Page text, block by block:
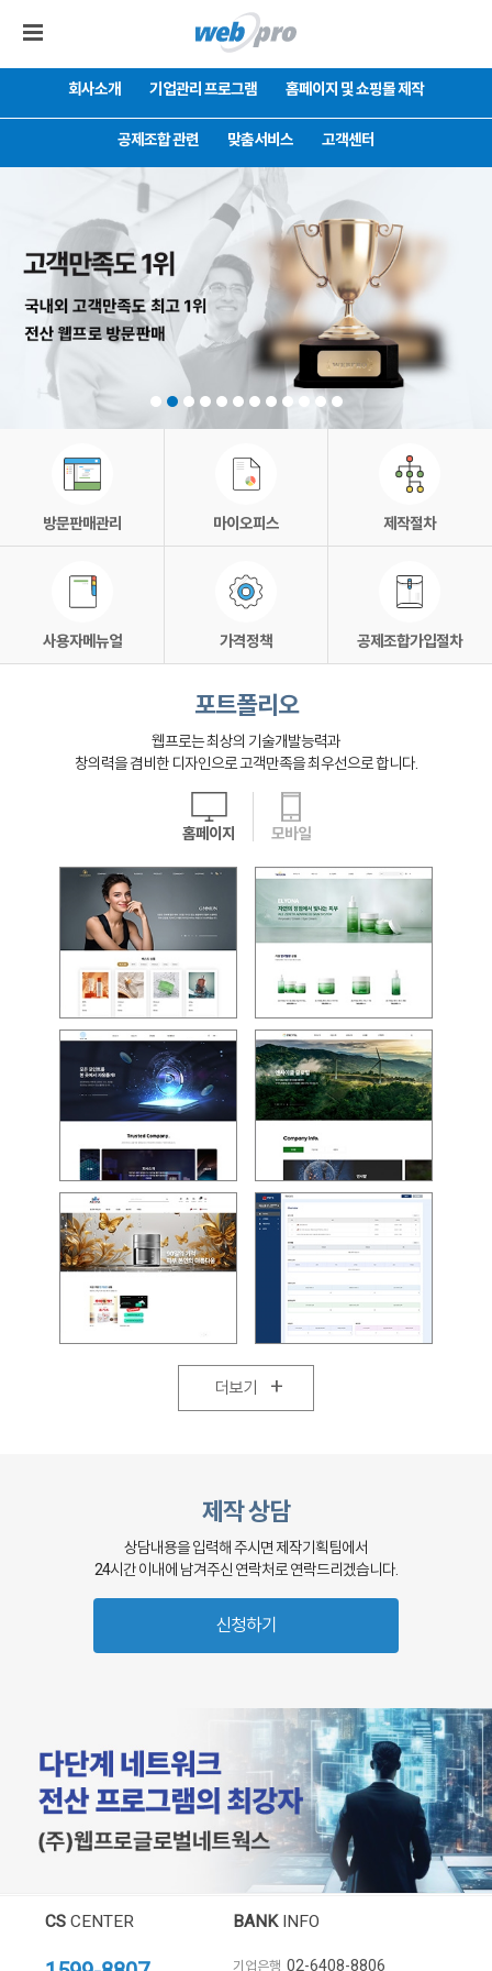
회사소개 기업관리 프로그램 홈페이지 및 쇼핑몰 제작
공제조합 관련 맞춤서비스 고객센터
방문판매관리 마이오피스 제작절차
사용자메뉴얼 가격정책 공제조합가입절차
포트폴리오
웹프로는 최상의 기술개발능력과
창의력을 겸비한 디자인으로 고객만족을 최우선으로 합니다.
홈페이지 모바일
더보기 +
제작 상담
상담내용을 입력해 주시면 제작기획팀에서
24시간 이내에 남겨주신 연락처로 연락드리겠습니다.
신청하기
CSCENTER BANKINFO
기업은행 02-6408-8806